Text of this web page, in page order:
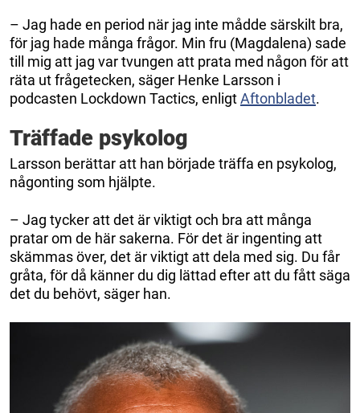
– Jag hade en period när jag inte mådde särskilt bra,
för jag hade många frågor. Min fru (Magdalena) sade
till mig att jag var tvungen att prata med någon för att
räta ut frågetecken, säger Henke Larsson i
podcasten Lockdown Tactics, enligtAftonbladet.
Träffade psykolog
Larsson berättar att han började träffa en psykolog,
någonting som hjälpte.
– Jag tycker att det är viktigt och bra att många
pratar om de här sakerna. För det är ingenting att
skämmas över, det är viktigt att dela med sig. Du får
gråta, för då känner du dig lättad efter att du fått säga
det du behövt, säger han.